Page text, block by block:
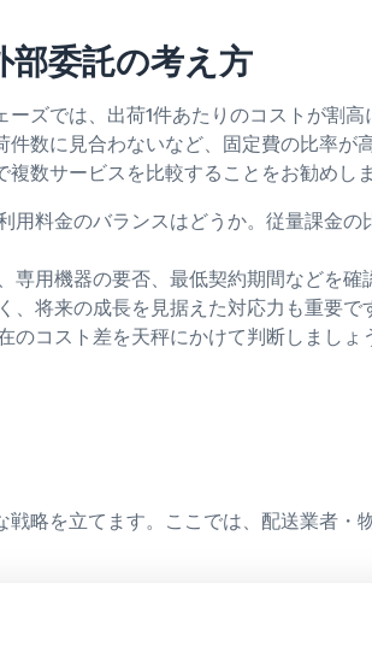
部委託の考え方
ズでは、出荷1件あたりのコストが割
数に見合わないなど、固定費の比率が
数サービスを比較することをお勧めしま
用料金のバランスはどうか。従量課金
専用機器の要否、最低契約期間などを確
、将来の成長を見据えた対応力も重要
コスト差を天秤にかけて判断しましょ
略を立てます。ここでは、配送業者